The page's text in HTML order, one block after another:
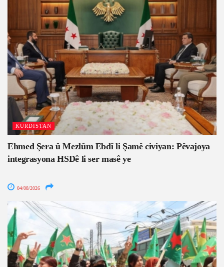
KURDISTAN
Ehmed Şera û Mezlûm Ebdî li Şamê civiyan: Pêvajoya
integrasyona HSDê li ser masê ye
04/08/2026